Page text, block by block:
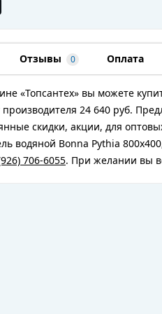
Отзывы 0 Оплата
«Топсантех» вы можете
24 640 руб.
скидки, акции, для
водяной Bonna Pythia
706-6055. При желании вы